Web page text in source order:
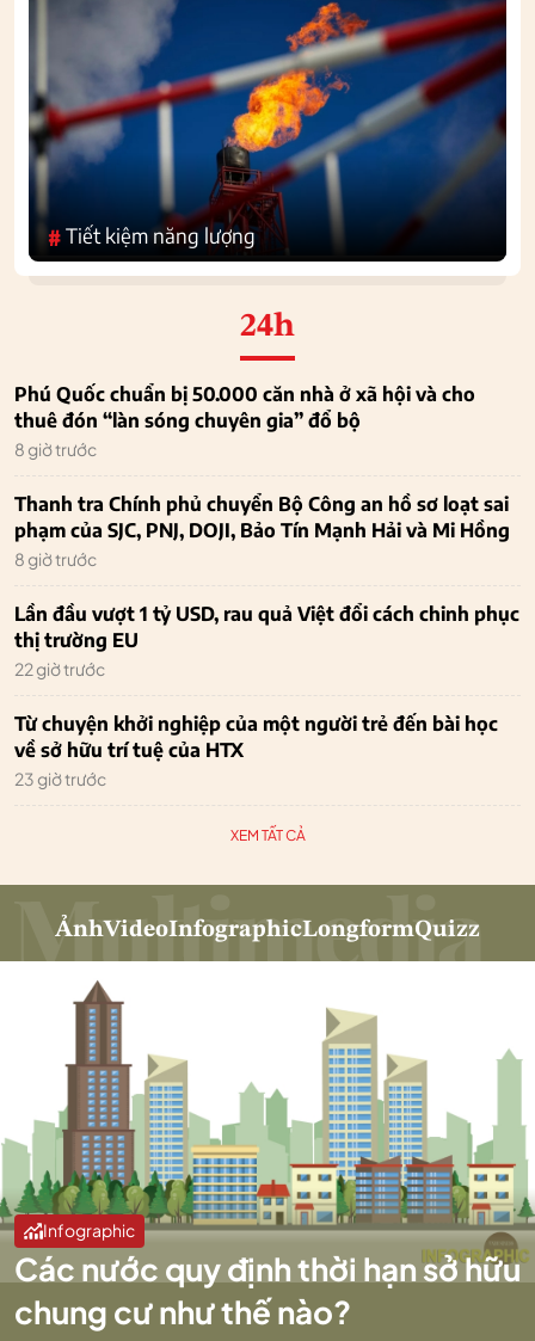
#Tiết kiệm năng lượng
24h
Phú Quốc chuẩn bị 50.000 căn nhà ở xã hội và cho
thuê đón “làn sóng chuyên gia” đổ bộ
8 giờ trước
Thanh tra Chính phủ chuyển Bộ Công an hồ sơ loạt sai
phạm của SJC, PNJ, DOJI, Bảo Tín Mạnh Hải và Mi Hồng
8 giờ trước
Lần đầu vượt 1 tỷ USD, rau quả Việt đổi cách chinh phục
thị trường EU
22 giờ trước
Từ chuyện khởi nghiệp của một người trẻ đến bài học
về sở hữu trí tuệ của HTX
23 giờ trước
XEM TẤT CẢ
ẢnhVideoInfographicLongformQuizz
Infographic
Các nước quy định thời hạn sở hữu
chung cư như thế nào?